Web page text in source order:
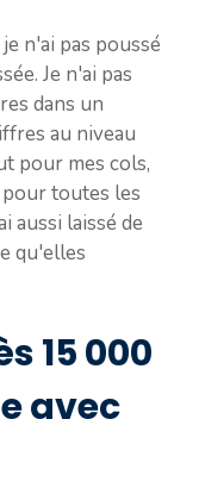
n'ai pas poussé
Je n'ai pas
dans un
au niveau
pour mes cols,
pour toutes les
aussi laissé de
qu'elles
15 000
avec